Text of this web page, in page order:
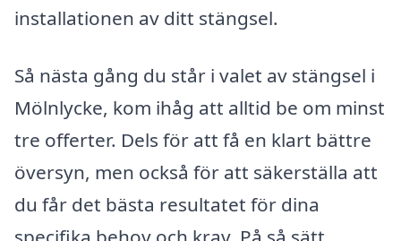
installationen av ditt stängsel.
Så nästa gång du står i valet av stängsel i
Mölnlycke, kom ihåg att alltid be om minst
tre offerter. Dels för att få en klart bättre
översyn, men också för att säkerställa att
du får det bästa resultatet för dina